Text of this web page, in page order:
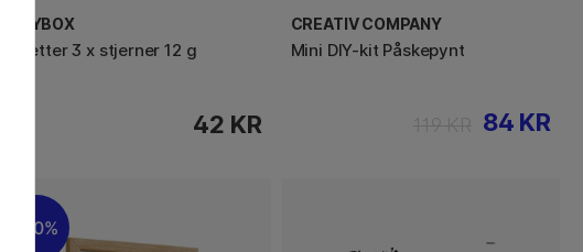
PLAYBOX
Paljetter 3 x stjerner 12 g
42 KR
CREATIV COMPANY
Mini DIY-kit Påskepynt
84 KR
30%